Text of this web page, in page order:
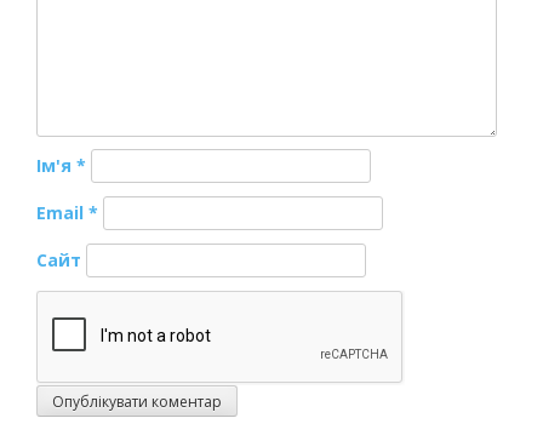
Ім'я *
Email *
Сайт